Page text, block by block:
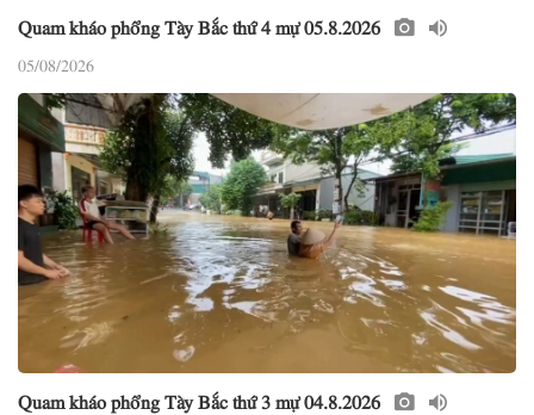
Quam kháo phổng Tày Bắc thứ 4 mự 05.8.2026
05/08/2026
Quam kháo phổng Tày Bắc thứ 3 mự 04.8.2026